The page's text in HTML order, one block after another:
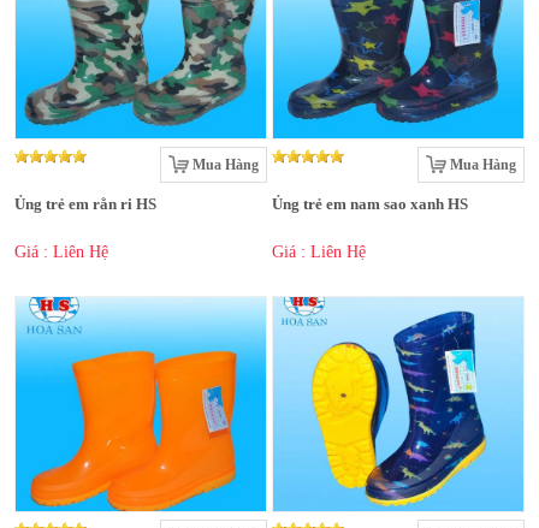
Mua Hàng
Ủng trẻ em rằn ri HS
Giá : Liên Hệ
Mua Hàng
Ủng trẻ em nam sao xanh HS
Giá : Liên Hệ